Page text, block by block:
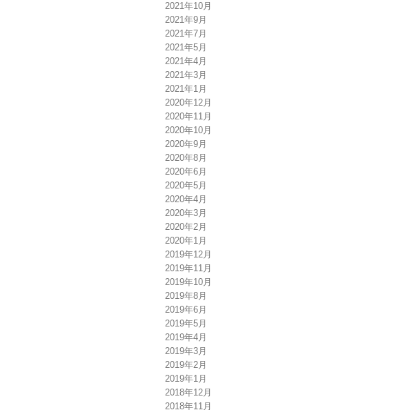
2021年10月
2021年9月
2021年7月
2021年5月
2021年4月
2021年3月
2021年1月
2020年12月
2020年11月
2020年10月
2020年9月
2020年8月
2020年6月
2020年5月
2020年4月
2020年3月
2020年2月
2020年1月
2019年12月
2019年11月
2019年10月
2019年8月
2019年6月
2019年5月
2019年4月
2019年3月
2019年2月
2019年1月
2018年12月
2018年11月